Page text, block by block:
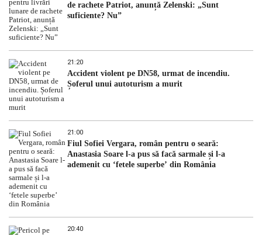
de rachete Patriot, anunță Zelenski: „Sunt
suficiente? Nu”
21:20
Accident violent pe DN58, urmat de incendiu.
Șoferul unui autoturism a murit
21:00
Fiul Sofiei Vergara, român pentru o seară:
Anastasia Soare l-a pus să facă sarmale și l-a
ademenit cu ‘fetele superbe’ din România
20:40